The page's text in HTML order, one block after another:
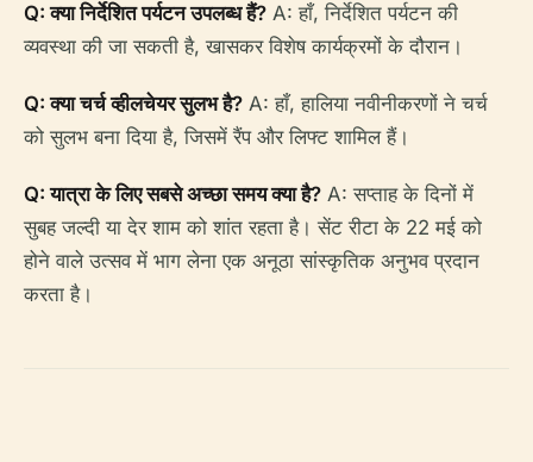
Q: क्या निर्देशित पर्यटन उपलब्ध हैं? A: हाँ, निर्देशित पर्यटन की
व्यवस्था की जा सकती है, खासकर विशेष कार्यक्रमों के दौरान।
Q: क्या चर्च व्हीलचेयर सुलभ है? A: हाँ, हालिया नवीनीकरणों ने चर्च
को सुलभ बना दिया है, जिसमें रैंप और लिफ्ट शामिल हैं।
Q: यात्रा के लिए सबसे अच्छा समय क्या है? A: सप्ताह के दिनों में
सुबह जल्दी या देर शाम को शांत रहता है। सेंट रीटा के 22 मई को
होने वाले उत्सव में भाग लेना एक अनूठा सांस्कृतिक अनुभव प्रदान
करता है।